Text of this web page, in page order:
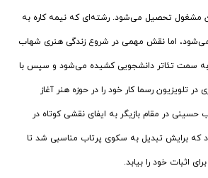
مشغول تحصیل می‌شود. رشته‌ای که نیمه کاره به
می‌شود، اما نقش مهمی در شروع زندگی هنری شهاب
به سمت تئاتر دانشجویی کشیده می‌شود و سپس با
تلویزیون رسما کار خود را در حوزه هنر آغاز
در مقام بازیگر به ایفای نقشی کوتاه در
که برایش تبدیل به سکوی پرتاب مناسبی شد تا
اثبات خود را بیابد.